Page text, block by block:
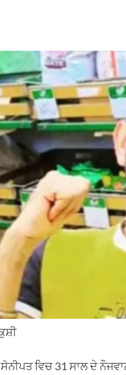
ਵਿਚ 31 ਸਾਲ ਦੇ